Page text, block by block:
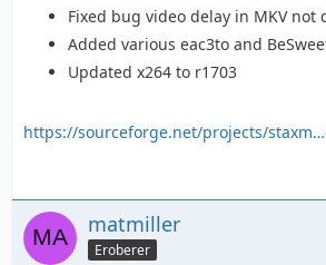
Fixed bug video delay in MKV not
Added various eac3to and
Updated x264 to r1703
https://sourceforge.net/projects/
matmiller
Eroberer